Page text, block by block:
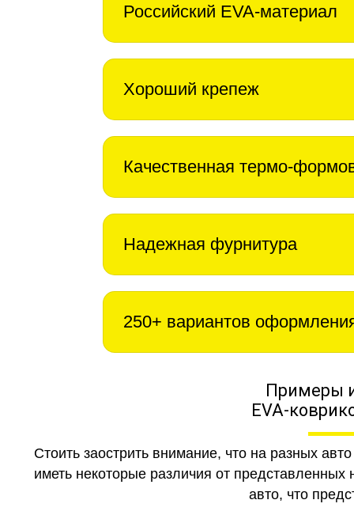
Российский EVA-материал
Хороший крепеж
Качественная термо-
Надежная фурнитура
250+ вариантов
Примеры
EVA-
Стоить заострить внимание, что на разных
иметь некоторые различия от
авто, что